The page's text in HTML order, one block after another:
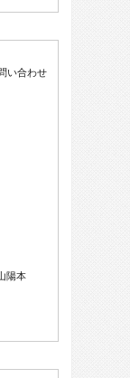
い合わせ
陽本